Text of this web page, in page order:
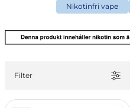
Nikotinfri vape
Filter